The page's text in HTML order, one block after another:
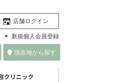
店舗ログイン
新規個人会員登録
現在地から探す
クリニック